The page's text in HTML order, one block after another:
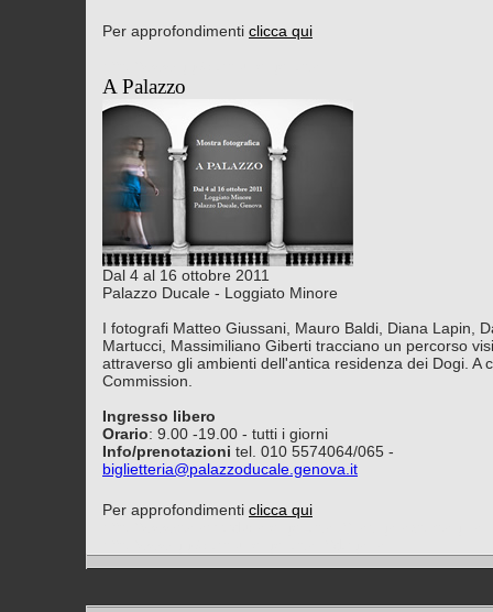
Per approfondimenti clicca qui
A Palazzo
Dal 4 al 16 ottobre 2011
Palazzo Ducale - Loggiato Minore
I fotografi Matteo Giussani, Mauro Baldi, Diana Lapin,
Martucci, Massimiliano Giberti tracciano un percorso
attraverso gli ambienti dell'antica residenza dei Dogi. A
Commission.
Ingresso libero
Orario: 9.00 -19.00 - tutti i giorni
Info/prenotazioni tel. 010 5574064/065 -
biglietteria@palazzoducale.genova.it
Per approfondimenti clicca qui